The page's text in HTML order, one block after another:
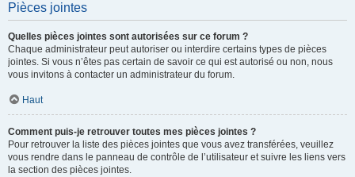
Pièces jointes
Quelles pièces jointes sont autorisées sur ce forum ?
Chaque administrateur peut autoriser ou interdire certains types de pièces
jointes. Si vous n’êtes pas certain de savoir ce qui est autorisé ou non, nous
vous invitons à contacter un administrateur du forum.
Haut
Comment puis-je retrouver toutes mes pièces jointes ?
Pour retrouver la liste des pièces jointes que vous avez transférées, veuillez
vous rendre dans le panneau de contrôle de l’utilisateur et suivre les liens vers
la section des pièces jointes.